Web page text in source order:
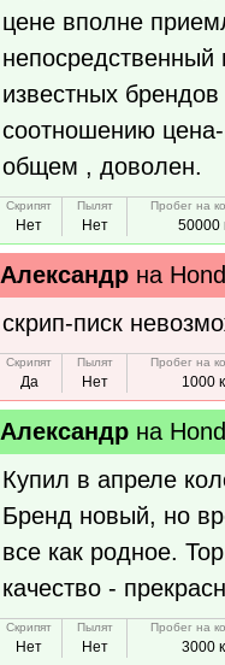
цене вполне
непосредственный
известных
соотношению
общем , доволен.
Скрипят
Нет
Пылят
Нет
Пробег на
50000
Александр на
скрип-писк
Скрипят
Да
Пылят
Нет
Пробег на
1000
Александр на
Купил в апреле
Бренд новый, но
все как родное.
качество -
Скрипят
Нет
Пылят
Нет
Пробег на
3000